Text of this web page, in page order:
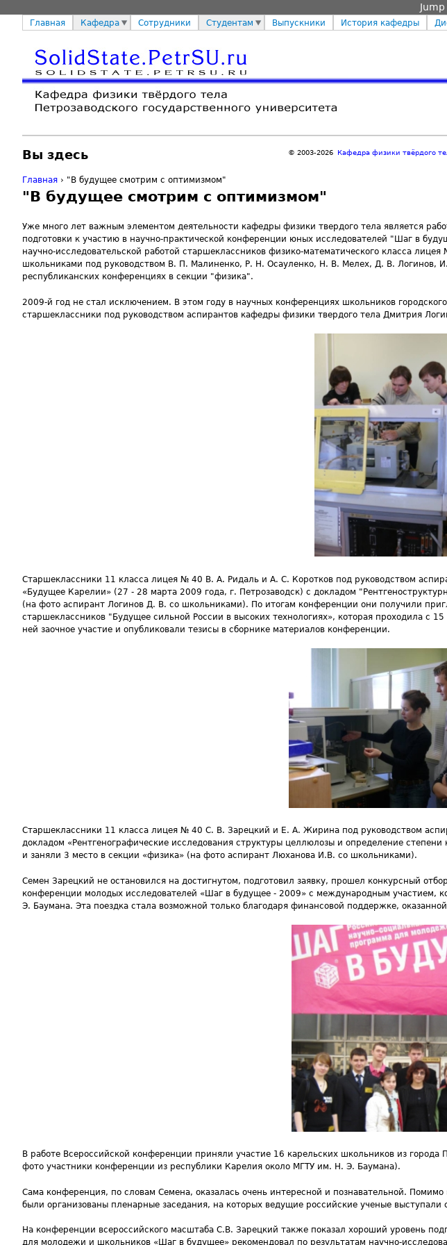
Главная Кафедра Сотрудники Студентам Выпускники История кафедры
Вы здесь
Главная › "В будущее смотрим с оптимизмом"
"В будущее смотрим с оптимизмом"
Уже много лет важным элементом деятельности кафедры физики твердого тела является
подготовки к участию в научно-практической конференции юных исследователей "Шаг в
научно-исследовательской работой старшеклассников физико-математического класса
школьниками под руководством В. П. Малиненко, Р. Н. Осауленко, Н. В. Мелех, Д. В. Логинов,
республиканских конференциях в секции "физика".
2009-й год не стал исключением. В этом году в научных конференциях школьников
старшеклассники под руководством аспирантов кафедры физики твердого тела Дмитрия
Старшеклассники 11 класса лицея № 40 В. А. Ридаль и А. С. Коротков под руководством
«Будущее Карелии» (27 - 28 марта 2009 года, г. Петрозаводск) с докладом
(на фото аспирант Логинов Д. В. со школьниками). По итогам конференции они получили
старшеклассников "Будущее сильной России в высоких технологиях», которая проходила с
ней заочное участие и опубликовали тезисы в сборнике материалов конференции.
Старшеклассники 11 класса лицея № 40 С. В. Зарецкий и Е. А. Жирина под руководством
докладом «Рентгенографические исследования структуры целлюлозы и определение
и заняли 3 место в секции «физика» (на фото аспирант Люханова И.В. со школьниками).
Семен Зарецкий не остановился на достигнутом, подготовил заявку, прошел конкурсный
конференции молодых исследователей «Шаг в будущее - 2009» с международным участием,
Э. Баумана. Эта поездка стала возможной только благодаря финансовой поддержке,
В работе Всероссийской конференции приняли участие 16 карельских школьников из
фото участники конференции из республики Карелия около МГТУ им. Н. Э. Баумана).
Сама конференция, по словам Семена, оказалась очень интересной и познавательной.
были организованы пленарные заседания, на которых ведущие российские ученые
На конференции всероссийского масштаба С.В. Зарецкий также показал хороший уровень
для молодежи и школьников «Шаг в будущее» рекомендовал по результатам научно-
© 2003-2026 Кафедра физики твёрдого